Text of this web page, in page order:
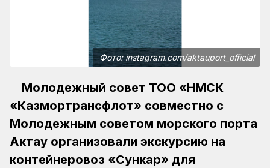
Фото: instagram.com/aktauport_official
Молодежный совет ТОО «НМСК
«Казмортрансфлот» совместно с
Молодежным советом морского порта
Актау организовали экскурсию на
контейнеровоз «Сункар» для